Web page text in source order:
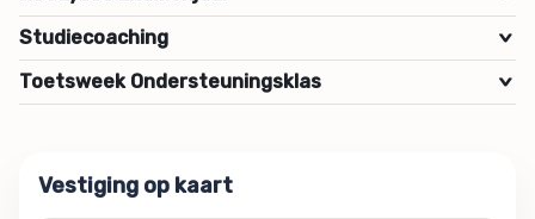
Studiecoaching >
Toetsweek Ondersteuningsklas >
Vestiging op kaart